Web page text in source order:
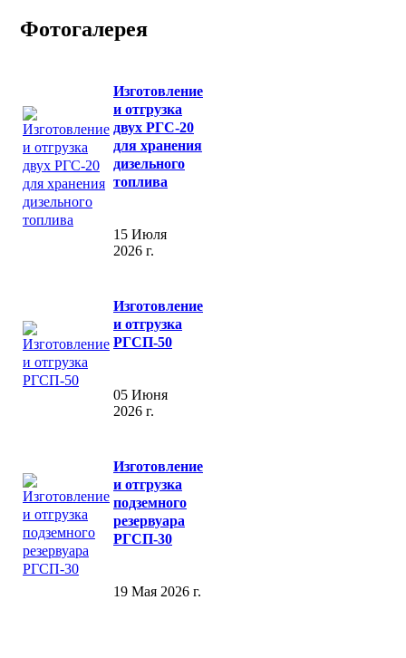
Фотогалерея
Изготовление
и отгрузка
двух РГС-20
для хранения
дизельного
топлива
15 Июля
2026 г.
Изготовление
и отгрузка
РГСП-50
05 Июня
2026 г.
Изготовление
и отгрузка
подземного
резервуара
РГСП-30
19 Мая 2026 г.